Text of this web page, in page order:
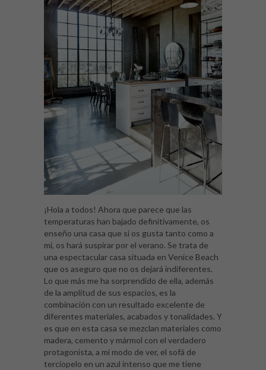
¡Hola a todos! Ahora que parece que las
temperaturas han bajado definitivamente, os
enseño una casa que si os gusta tanto como a
mi, os hará suspirar por el verano. Se trata de
una espectacular casa situada en Venice Beach
que os aseguro que no os dejará indiferentes.
Lo que más me ha sorprendido de ella, además
de la amplitud de sus espacios, es la
combinación con un resultado excelente de
diferentes materiales, acabados y tonalidades. Y
es que en esta casa se mezclan materiales como
madera, cemento y mármol con el verdadero
protagonista, a mi modo de ver, el sofá de
terciopelo en un azul intenso que me tiene